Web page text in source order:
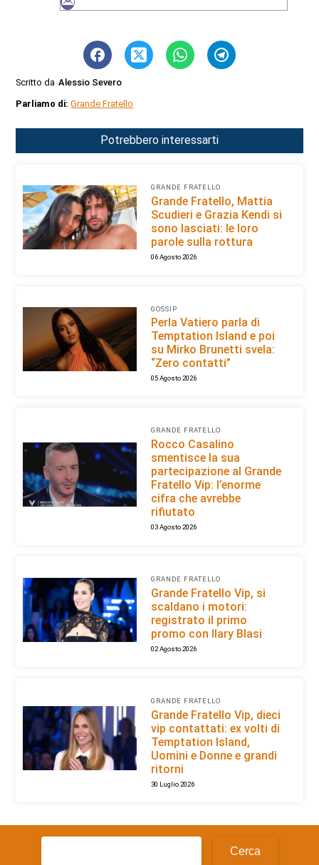
Scritto da Alessio Severo
Parliamo di:Grande Fratello
Potrebbero interessarti
GRANDE FRATELLO
Grande Fratello, Mattia
Scudieri e Grazia Kendi si
sono lasciati: le loro
parole sulla rottura
06 Agosto 2026
GOSSIP
Perla Vatiero parla di
Temptation Island e poi
su Mirko Brunetti svela:
“Zero contatti”
05 Agosto 2026
GRANDE FRATELLO
Rocco Casalino
smentisce la sua
partecipazione al Grande
Fratello Vip: l’enorme
cifra che avrebbe
rifiutato
03 Agosto 2026
GRANDE FRATELLO
Grande Fratello Vip, si
scaldano i motori:
registrato il primo
promo con Ilary Blasi
02 Agosto 2026
GRANDE FRATELLO
Grande Fratello Vip, dieci
vip contattati: ex volti di
Temptation Island,
Uomini e Donne e grandi
ritorni
30 Luglio 2026
Ricerca